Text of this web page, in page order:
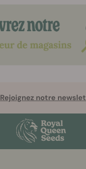
Rejoignez notre